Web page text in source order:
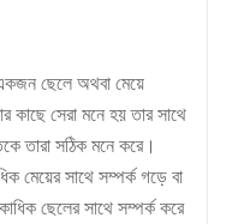
ছেলে অথবা মেয়ে
কাছে সেরা মনে হয় তার সাথে
তারা সঠিক মনে করে।
মেয়ের সাথে সম্পর্ক গড়ে বা
ছেলের সাথে সম্পর্ক করে